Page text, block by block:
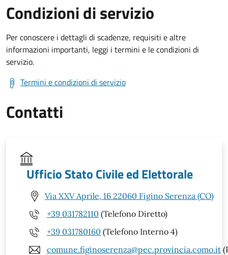
Condizioni di servizio
Per conoscere i dettagli di scadenze, requisiti e altre
informazioni importanti, leggi i termini e le condizioni di
servizio.
Termini e condizioni di servizio
Contatti
Ufficio Stato Civile ed Elettorale
Via XXV Aprile, 16 22060 Figino Serenza (CO)
+39 031782110 (Telefono Diretto)
+39 031780160 (Telefono Interno 4)
comune.figinoserenza@pec.provincia.como.it